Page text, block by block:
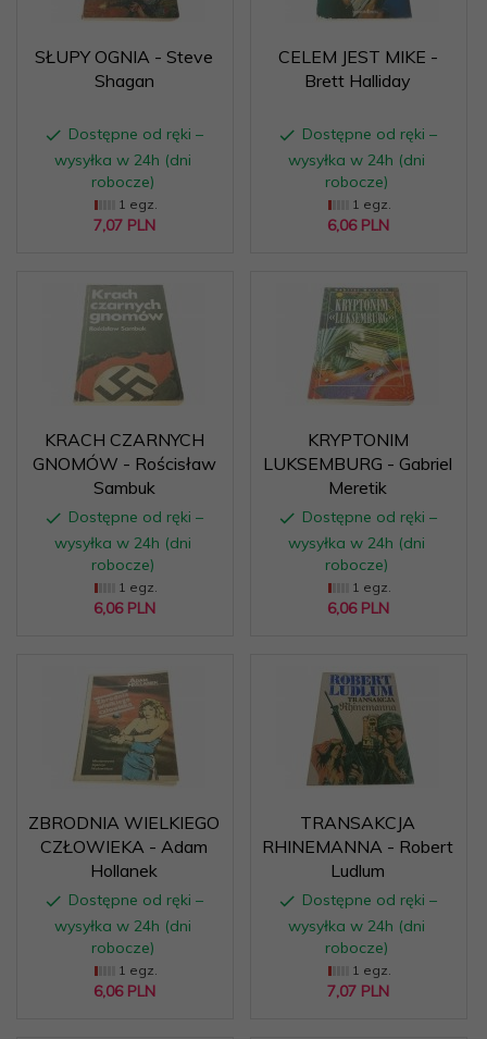
SŁUPY OGNIA - Steve
Shagan
Dostępne od ręki –
wysyłka w 24h (dni
robocze)
1 egz.
7,07 PLN
CELEM JEST MIKE -
Brett Halliday
Dostępne od ręki –
wysyłka w 24h (dni
robocze)
1 egz.
6,06 PLN
KRACH CZARNYCH
GNOMÓW - Rościsław
Sambuk
Dostępne od ręki –
wysyłka w 24h (dni
robocze)
1 egz.
6,06 PLN
KRYPTONIM
LUKSEMBURG - Gabriel
Meretik
Dostępne od ręki –
wysyłka w 24h (dni
robocze)
1 egz.
6,06 PLN
ZBRODNIA WIELKIEGO
CZŁOWIEKA - Adam
Hollanek
Dostępne od ręki –
wysyłka w 24h (dni
robocze)
1 egz.
6,06 PLN
TRANSAKCJA
RHINEMANNA - Robert
Ludlum
Dostępne od ręki –
wysyłka w 24h (dni
robocze)
1 egz.
7,07 PLN